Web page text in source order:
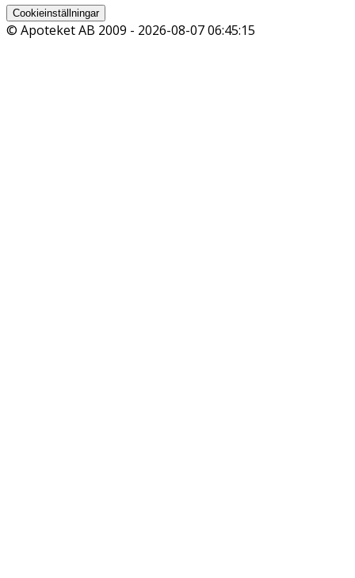
Cookieinställningar
© Apoteket AB 2009 - 2026-08-07 06:45:15